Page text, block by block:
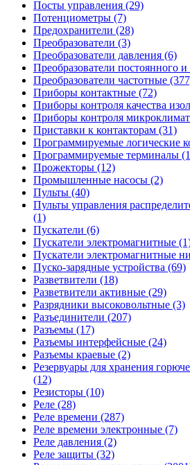
Посты управления (29)
Потенциометры (7)
Предохранители (28)
Преобразователи (3)
Преобразователи давления (6)
Преобразователи постоянного
Преобразователи частотные
Приборы контактные (72)
Приборы контроля качества
Приборы контроля
Приставки к контакторам (31)
Программируемые логические
Программируемые терминалы
Прожекторы (12)
Промышленные насосы (2)
Пульты (40)
Пульты управления
(1)
Пускатели (6)
Пускатели электромагнитные
Пускатели электромагнитные
Пуско-зарядные устройства (69)
Разветвители (18)
Разветвители активные (29)
Разрядники высоковольтные (3)
Разъединители (207)
Разъемы (17)
Разъемы интерфейсные (24)
Разъемы краевые (2)
Резервуары для хранения
(12)
Резисторы (10)
Реле (28)
Реле времени (287)
Реле времени электронные (7)
Реле давления (2)
Реле защиты (32)